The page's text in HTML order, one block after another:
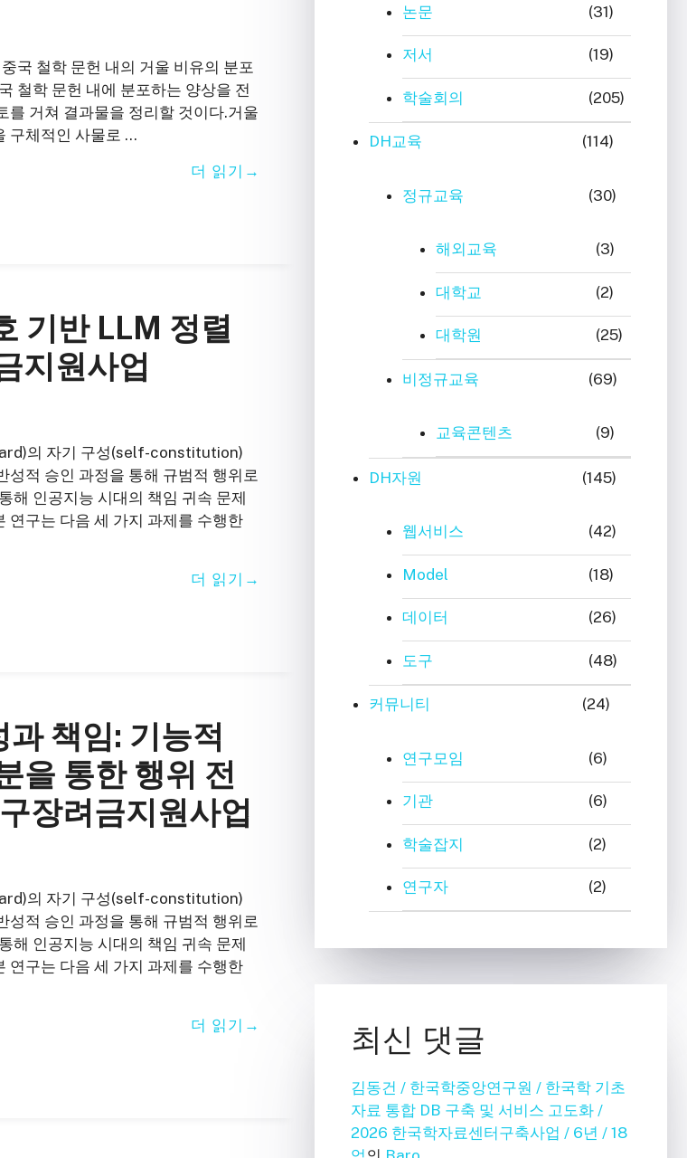
국 철학 문헌 내의 거울 비유의 분포
철학 문헌 내에 분포하는 양상을 전
를 거쳐 결과물을 정리할 것이다.거울
구체적인 사물로 …
더 읽기
기반 LLM 정렬
지원사업
의 자기 구성(self-constitution)
성적 승인 과정을 통해 규범적 행위로
해 인공지능 시대의 책임 귀속 문제
연구는 다음 세 가지 과제를 수행한
더 읽기
책임: 기능적
을 통한 행위 전
장려금지원사업
의 자기 구성(self-constitution)
성적 승인 과정을 통해 규범적 행위로
해 인공지능 시대의 책임 귀속 문제
연구는 다음 세 가지 과제를 수행한
더 읽기
논문 (31)
저서 (19)
학술회의 (205)
DH교육 (114)
정규교육 (30)
해외교육 (3)
대학교 (2)
대학원 (25)
비정규교육 (69)
교육콘텐츠 (9)
DH자원 (145)
웹서비스 (42)
Model (18)
데이터 (26)
도구 (48)
커뮤니티 (24)
연구모임 (6)
기관 (6)
학술잡지 (2)
연구자 (2)
최신 댓글
김동건 / 한국학중앙연구원 / 한국학 기초
자료 통합 DB 구축 및 서비스 고도화 /
2026 한국학자료센터구축사업 / 6년 / 18